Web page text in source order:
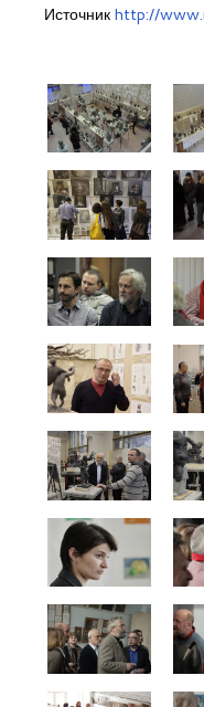
Источникhttp://